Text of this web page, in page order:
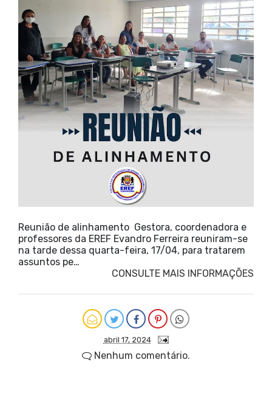
Reunião de alinhamento Gestora, coordenadora e
professores da EREF Evandro Ferreira reuniram-se
na tarde dessa quarta-feira, 17/04, para tratarem
assuntos pe…
CONSULTE MAIS INFORMAÇÕES
abril 17, 2024
Nenhum comentário.